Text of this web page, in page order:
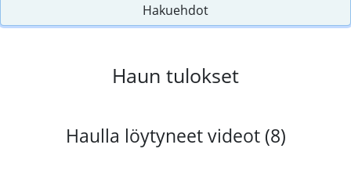
Hakuehdot
Haun tulokset
Haulla löytyneet videot (8)